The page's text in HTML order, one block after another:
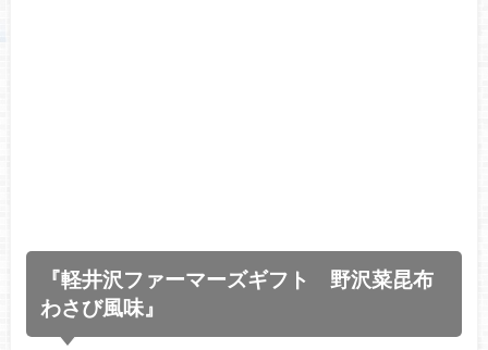
『軽井沢ファーマーズギフト 野沢菜昆布
わさび風味』